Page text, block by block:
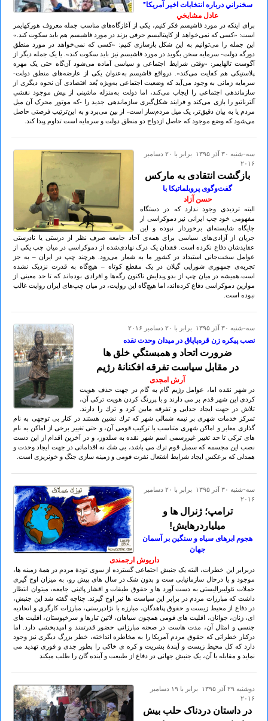
سخنراني درباره انتخابات اخير آمريكا*
عادل مشايخي
برای اینکه در مورد فاشیسم فکر کنیم، یکی از آغازگاه‌های مناسب جمله معروف هورکهایمر
است: «کسی که نمی‌خواهد از کاپیتالیسم حرفی بزند در مورد فاشیسم هم باید سکوت کند.»
این جمله را می‌توانیم به این شکل بازسازی کنیم: «کسی که نمی‌خواهد در مورد منطق
دورگه دولت- سرمایه سخن بگوید در مورد فاشیسم نیز باید سکوت کند». یا یک جمله دیگر از
آگوست تالهایمر: «وقتی شرایط اجتماعی و سیاسی آماده می‌شود آن‌گاه حتی یک مهره
پلاستیکی هم کفایت می‌کند». درواقع فاشیسم به‌عنوان یکی از عارضه‌های منطق دولت-
سرمایه زمانی به وجود می‌آید که وضعیت اجتماعی به‌ویژه بُعد اقتصادی آن نحوه دیگری از
سازماندهی اجتماعی را ایجاب می‌کند، اما دولت به‌منزله ماشینی از پیش‌ موجود نقشي
آلترناتیو را بازی می‌کند و فرایند شکل‌گیری سازماندهی جدید را -که موتور محرک آن میل
مردم یا به بیان دقیق‌تر، یک میل مردم‌ساز است- از بین می‌برد و به این‌ترتیب فرصتی حاصل
می‌شود که وضع موجود که حاصل ازدواج دو منطق دولت و سرمایه است تداوم پیدا کند.
سه-شنبه ۳۰ آذر ۱۳۹۵ برابر با ۲۰ دسامبر
۲۰۱۶
بازگشت انتقادی به مارکس
گفت‌وگوی پروبلماتیکا با
حسن آزاد
البته تردیدی وجود ندارد که در دستگاه
مفهومی خود چپ ایرانی نیز دموکراسی از
جایگاه شایسته‌ای برخوردار نبوده و این
جریان از آزادی‌های سیاسی برای همه‌ی آحاد جامعه صرف نظر از درستی یا نادرستی
عقایدشان دفاع نکرده است. فقدان یک درک نهادی‌شده از دموکراسی در میان چپ یکی از
عوامل سخت‌جانی استبداد در کشور ما به شمار می‌رود. هرچند چپ در ایران – به جز
تجربه‌ی جمهوری شورایی گیلان در یک مقطع کوتاه – هیچ‌گاه به قدرت نزدیک نشده
است.همیشه در میان چپ از بدو پیدایش تاکنون رگه‌ها و افرادی بوده‌اند که تا حد معینی از
موازین دموکراسی دفاع کرده‌اند، اما هیچ‌گاه این روایت، در میان چپ‌های ایران روایت غالب
نبوده است.
سه-شنبه ۳۰ آذر ۱۳۹۵ برابر با ۲۰ دسامبر ۲۰۱۶
نصب پیکره زن قرەپاپاق در میدان وحدت نقده
ضرورت اتحاد و همبستگي خلق ها
در مقابل سياست تفرقه افكنانۀ رژيم
آرش امجدی
در شهر نقده اما، عوامل رژيم گام به گام در جهت حذف هويت
كردى اين شهر قدم بر مى دارند و با پررنگ كردن هويت تركى آن،
تلاش در جهت ايجاد جدايى و تفرقه مابين كرد و ترك را دارند.
تمركز خدمات شهرى بر نيمه شمالى شهر كه ترك نشين هستند در كنار بى توجهى به نام
گذارى معابر و اماكن شهرى متناسب با تركيب قومى آن، و حتى تغيير برخى از اماكن به نام
هاى تركى تا حد تغيير غيررسمى اسم شهر نقده به سلدوز، و در آخرين اقدام از اين دست
نصب اين مجسمه كه سمبل قوم ترك مى باشد، بى شك نه اقداماتى در جهت ايجاد وحدت و
همدلى كه برعكس ايجاد شرايط اشتعال نفرت قومی و زمینه سازی جنگ و خونريزى است.
سه-شنبه ۳۰ آذر ۱۳۹۵ برابر با ۲۰ دسامبر
۲۰۱۶
ترامپ؛ ژنرال ها و
میلیاردرهایش!
هجوم ابرهای سیاه و سنگین بر آسمان
جهان
داریوش ارجمندی
دربرابر این خطرات، البته یک جنبش اجتماعی گسترده از سوی تودۀ مردم در همۀ زمینه ها،
موجود و یا درحال سازمانیابی ست و بدون شک در سال های پیش رو، به میزان اوج گیری
حملات نئولیبرالیستی به دست آورد ها و حقوق طبقات و اقشار پائینی جامعه، میتوان انتظار
داشت که مبارزات مردم در برابر این سیاست ها نیز اوج گیرند. چناچه گفته شد این جنبش،
در دفاع از محیط زیست و حقوق پناهدگان، مبارزه با نژادپرستی، مبارزات کارگری و اتحادیه
ای، زنان، جوانان، اقلیت های قومی همچون سیاهان، لاتین تبارها و سرخپوستان، اقلیت های
جنسی و امثال آن، مدت هاست در صحنه مبارزاتی حضور قدرتمند و امیدبخشی دارد. اما
درکنار خطراتی که حقوق مردم آمریکا را به مخاطره انداخته، خطر بزرگ دیگری نیز وجود
دارد که کل محیط زیست و آیندۀ بشریت و کره ی خاکی را بطور جدی و فوری تهدید می
نماید و مقابله با آن، یک جنبش جهانی در دفاع از طبیعت و آینده گان را طلب میکند
دوشنبه ۲۹ آذر ۱۳۹۵ برابر با ۱۹ دسامبر
۲۰۱۶
در داستان دردناک حلب بیش